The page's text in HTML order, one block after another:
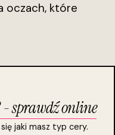
oczach, które
- sprawdź online
jaki masz typ cery.